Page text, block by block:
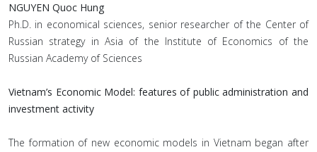
NGUYEN Quoc Hung
Ph.D. in economical sciences, senior researcher of the Center of
Russian strategy in Asia of the Institute of Economics of the
Russian Academy of Sciences
Vietnam’s Economic Model: features of public administration and
investment activity
The formation of new economic models in Vietnam began after